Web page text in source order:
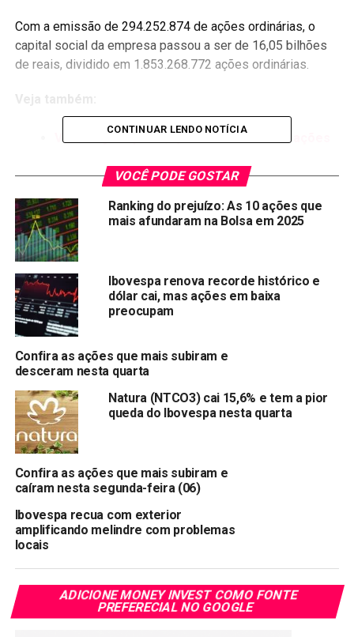
Com a emissão de 294.252.874 de ações ordinárias, o
capital social da empresa passou a ser de 16,05 bilhões
de reais, dividido em 1.853.268.772 ações ordinárias.
Veja também:
Via Varejo capta R$4,45 bi em oferta de ações
Ações: As maiores altas do Ibovespa desta
segunda-feira (20)
Banco Inter vai pagar juros sobre capital no
valor de R$ 16 milhões
IRB Brasil RE aprova aumento de capital privado
a R$6,93 por ação
A operação consistiu na distribuição inicial de 235.000.000
atender a excesso de demanda constatado no momento
em que foi fixado o preço.
Além de pagamento de outorgas, aRumodisse que usará
os recursos para executar diversos projetos estratégicos
que foram impulsionados pela recente renovação
antecipada da concessão da Rumo Malha Paulista S.A.
Compartilhar:
Copy
Link
WhatsApp
Twitter
Facebook
Reddit
Email
TÓPICOS RELACIONADOS: RAIL3
PRÓXIMA:
CONTINUAR LENDO NOTÍCIA
VOCÊ PODE GOSTAR
Ranking do prejuízo: As 10 ações que
mais afundaram na Bolsa em 2025
Ibovespa renova recorde histórico e
dólar cai, mas ações em baixa
preocupam
Confira as ações que mais subiram e
desceram nesta quarta
Natura (NTCO3) cai 15,6% e tem a pior
queda do Ibovespa nesta quarta
Confira as ações que mais subiram e
caíram nesta segunda-feira (06)
Ibovespa recua com exterior
amplificando melindre com problemas
locais
ADICIONE MONEY INVEST COMO FONTE
PREFERECIAL NO GOOGLE